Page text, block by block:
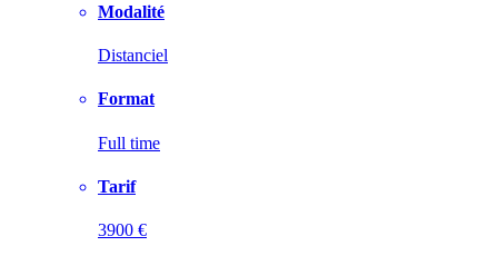
Modalité
Distanciel
Format
Full time
Tarif
3900 €